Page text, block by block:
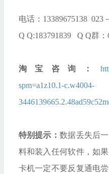
电话：13389675138 023
Q Q:183791839 Q Q群：
淘宝咨询：
spm=a1z10.1-c.w4004-
特别提示：数据丢失后
料和装入任何软件，如
卡机一定不要反复通电